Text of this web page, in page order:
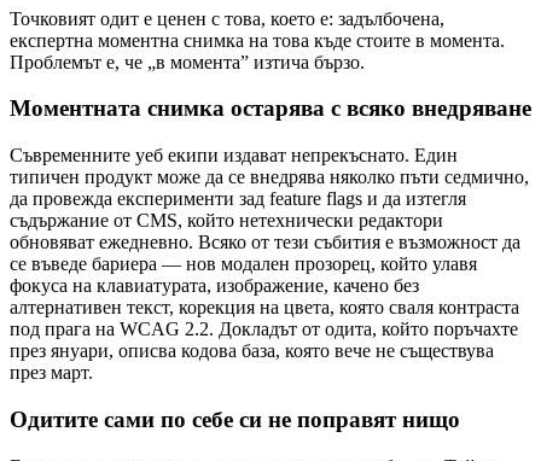
Точковият одит е ценен с това, което е: задълбочена,
експертна моментна снимка на това къде стоите в момента.
Проблемът е, че „в момента” изтича бързо.
Моментната снимка остарява с всяко внедряване
Съвременните уеб екипи издават непрекъснато. Един
типичен продукт може да се внедрява няколко пъти седмично,
да провежда експерименти зад feature flags и да изтегля
съдържание от CMS, който нетехнически редактори
обновяват ежедневно. Всяко от тези събития е възможност да
се въведе бариера — нов модален прозорец, който улавя
фокуса на клавиатурата, изображение, качено без
алтернативен текст, корекция на цвета, която сваля контраста
под прага на WCAG 2.2. Докладът от одита, който поръчахте
през януари, описва кодова база, която вече не съществува
през март.
Одитите сами по себе си не поправят нищо